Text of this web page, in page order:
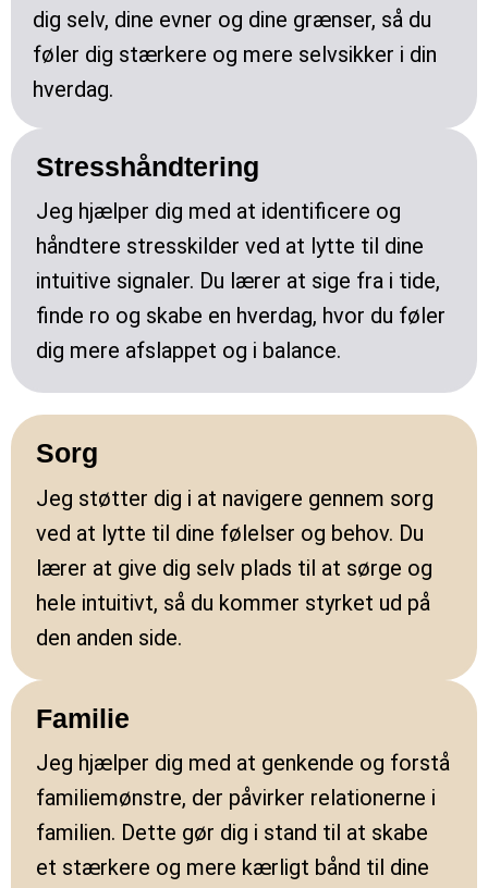
dig selv, dine evner og dine grænser, så du
føler dig stærkere og mere selvsikker i din
hverdag.
Stresshåndtering
Jeg hjælper dig med at identificere og
håndtere stresskilder ved at lytte til dine
intuitive signaler. Du lærer at sige fra i tide,
finde ro og skabe en hverdag, hvor du føler
dig mere afslappet og i balance.
Sorg
Jeg støtter dig i at navigere gennem sorg
ved at lytte til dine følelser og behov. Du
lærer at give dig selv plads til at sørge og
hele intuitivt, så du kommer styrket ud på
den anden side.
Familie
Jeg hjælper dig med at genkende og forstå
familiemønstre, der påvirker relationerne i
familien. Dette gør dig i stand til at skabe
et stærkere og mere kærligt bånd til dine